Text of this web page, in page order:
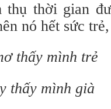
thụ thời gian
nó hết sức
thấy mình trẻ
thấy mình già